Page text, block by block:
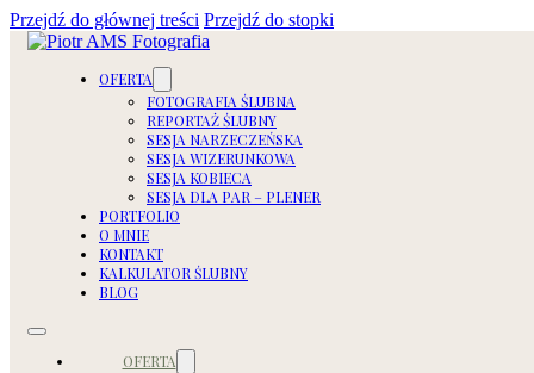
Przejdź do głównej treści Przejdź do stopki
OFERTA
FOTOGRAFIA ŚLUBNA
REPORTAŻ ŚLUBNY
SESJA NARZECZEŃSKA
SESJA WIZERUNKOWA
SESJA KOBIECA
SESJA DLA PAR – PLENER
PORTFOLIO
O MNIE
KONTAKT
KALKULATOR ŚLUBNY
BLOG
OFERTA